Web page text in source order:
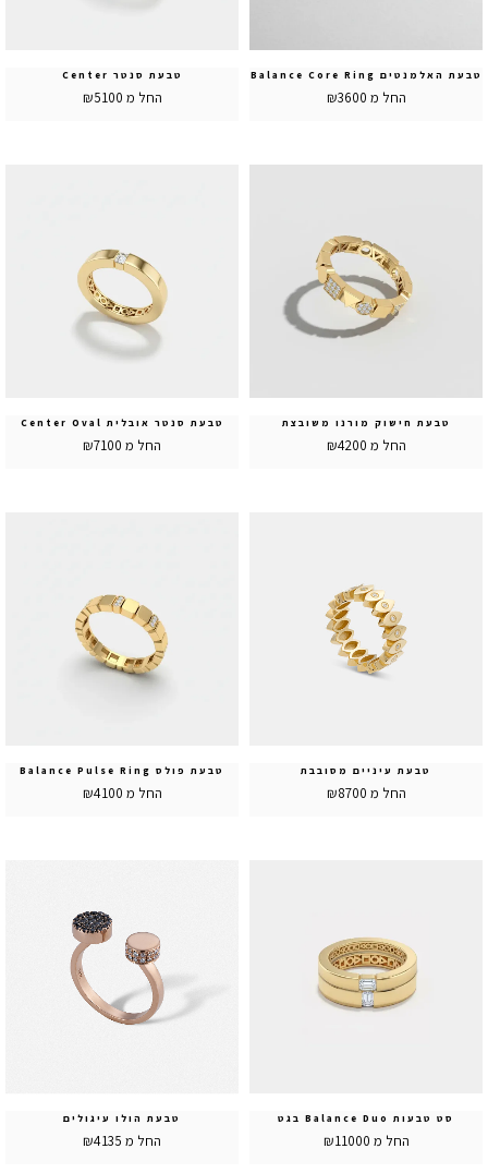
טבעת האלמנטים Balance Core Ring
החל מ ₪3600
טבעת סנטר Center
החל מ ₪5100
טבעת חישוק מורנו משובצת
החל מ ₪4200
טבעת סנטר אובלית Center Oval
החל מ ₪7100
טבעת עיניים מסובבת
החל מ ₪8700
טבעת פולס Balance Pulse Ring
החל מ ₪4100
סט טבעות Balance Duo בגט
החל מ ₪11000
טבעת הולו עיגולים
החל מ ₪4135